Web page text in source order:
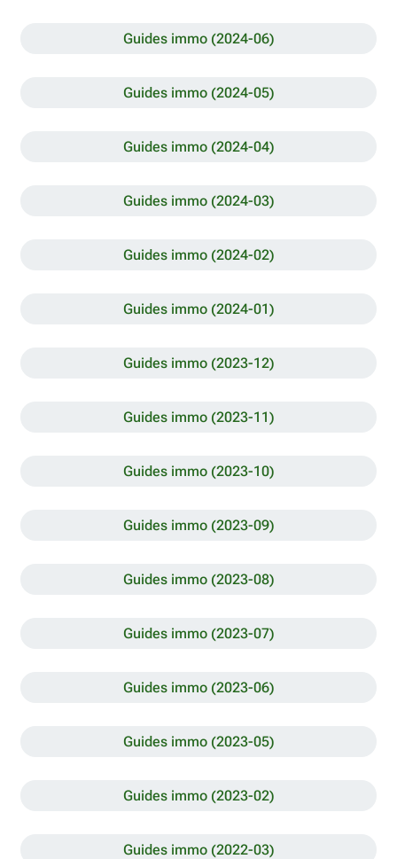
Guides immo (2024-06)
Guides immo (2024-05)
Guides immo (2024-04)
Guides immo (2024-03)
Guides immo (2024-02)
Guides immo (2024-01)
Guides immo (2023-12)
Guides immo (2023-11)
Guides immo (2023-10)
Guides immo (2023-09)
Guides immo (2023-08)
Guides immo (2023-07)
Guides immo (2023-06)
Guides immo (2023-05)
Guides immo (2023-02)
Guides immo (2022-03)